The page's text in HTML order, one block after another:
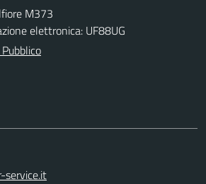
M373
elettronica: UF88UG